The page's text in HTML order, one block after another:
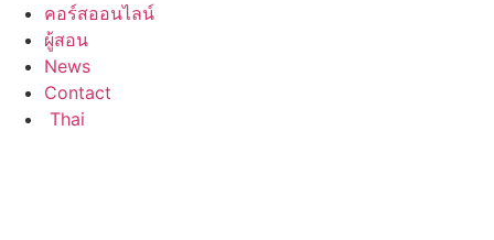
คอร์สออนไลน์
ผู้สอน
News
Contact
Thai